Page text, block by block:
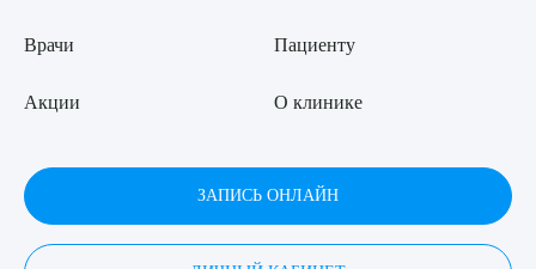
Врачи
Акции
Пациенту
О клинике
ЗАПИСЬ ОНЛАЙН